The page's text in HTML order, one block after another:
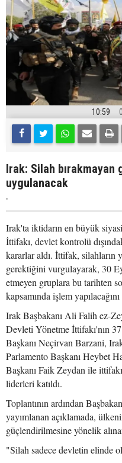
10:59
Irak: Silah bırakmayan
uygulanacak
.
Irak'ta iktidarın en büyük
İttifakı, devlet kontrolü
kararlar aldı. İttifak, silahların
gerektiğini vurgulayarak, 30
etmeyen gruplara bu tarihten
kapsamında işlem yapılacağını
Irak Başbakanı Ali Falih ez-
Devleti Yönetme İttifakı'nın
Başkanı Neçirvan Barzani,
Parlamento Başkanı Heybet
Başkanı Faik Zeydan ile
liderleri katıldı.
Toplantının ardından
yayımlanan açıklamada,
güçlendirilmesine yönelik
"Silah sadece devletin elinde